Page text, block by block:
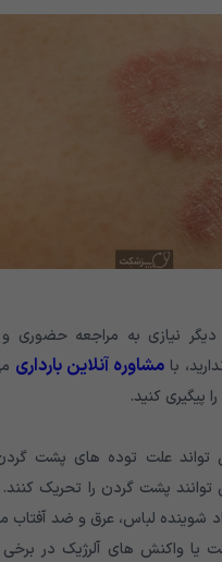
دیگر نیازی به مراجعه
با مشاوره آنلاین بارداری
پیگیری کنید.
علت توده های پشت
توانند پشت گردن را تحریک کنند.
شوینده لباس، عرق و ضد آفتاب
واکنش های آلرژیک در برخی